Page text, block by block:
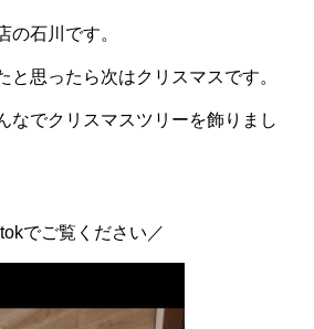
の石川です。
と思ったら次はクリスマスです。
なでクリスマスツリーを飾りまし
でご覧ください／